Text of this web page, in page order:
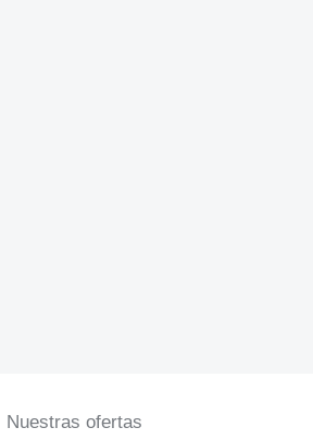
Nuestras ofertas